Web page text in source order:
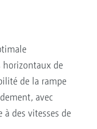
horizontaux de
de la rampe
avec
des vitesses de